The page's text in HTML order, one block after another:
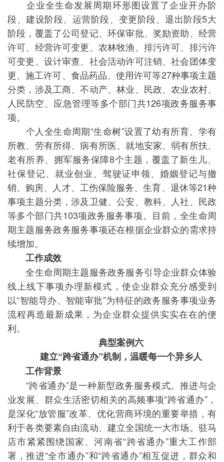
企业全生命发展周期环形图设置了企业开办阶
段、建设阶段、运营阶段、变更阶段、退出阶段5大
阶段，覆盖了公司登记、环保审批、奖励资助、经营
许可、经营许可变更、农林牧渔、排污许可、排污许
可变更、设计审查、社会活动许可注销、社会团体变
更、施工许可、食品药品、使用许可等27种事项主题
分类，涉及工商、不动产、林业、民政、农业农村、
人民防空、应急管理等多个部门共126项政务服务事
项。
个人全生命周期“生命树”设置了幼有所育、学有
所教、劳有所得、病有所医、就地安家、弱有所扶、
老有所养、拥军服务保障8个主题，覆盖了新生儿、
社保登记、就业创业、驾驶证申领、婚姻登记与撤
销、购房、人才、工伤保险服务、生育、退休等21种
事项主题分类，涉及卫健、公安、教科、人社、民政
等多个部门共103项政务服务事项。目前，全生命周
期主题服务政务服务事项还在根据企业群众的需求持
续增加。
工作成效
全生命周期主题服务政务服务引导企业群众体验
线上线下事项办理新模式，使企业群众充分感受到
以“智能导办、智能审批”为特征的政务服务事项业务
流程再造最新成果，为企业群众提供实实在在的便
利。
典型案例六
建立“跨省通办”机制，温暖每一个异乡人
工作背景
“跨省通办”是一种新型政务服务模式。推进与企
业发展、群众生活密切相关的高频事项“跨省通办”，
是深化“放管服”改革、优化营商环境的重要举措，有
利于各类要素自由流动、建立全国统一大市场。驻马
店市紧紧围绕国家、河南省“跨省通办”重大工作部
署，推进“全市通办”和“跨省通办”相互促进，群众和